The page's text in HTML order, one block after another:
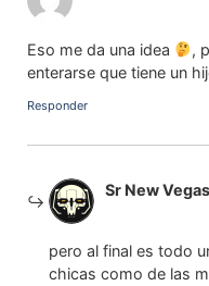
Eso me da una idea
,
enterarse que tiene un
Responder
Sr New Vegas
pero al final es todo
chicas como de las